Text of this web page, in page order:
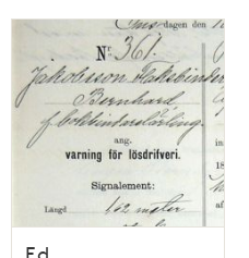
F.d.